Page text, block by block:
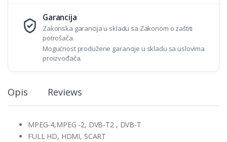
Garancija
Zakonska garancija u skladu sa Zakonom o zaštiti
potrošača.
Mogućnost produžene garancije u skladu sa uslovima
proizvođača.
Opis Reviews
MPEG-4,MPEG -2, DVB-T2 , DVB-T
FULL HD, HDMI, SCART